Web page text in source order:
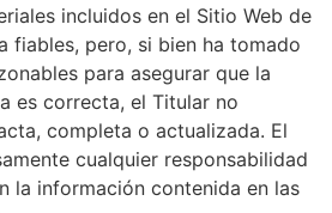
incluidos en el Sitio Web de
fiables, pero, si bien ha tomado
para asegurar que la
es correcta, el Titular no
completa o actualizada. El
cualquier responsabilidad
la información contenida en las